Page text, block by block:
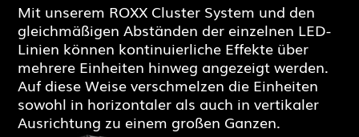
Mit unserem ROXX Cluster System und den
gleichmäßigen Abständen der einzelnen LED-
Linien können kontinuierliche Effekte über
mehrere Einheiten hinweg angezeigt werden.
Auf diese Weise verschmelzen die Einheiten
sowohl in horizontaler als auch in vertikaler
Ausrichtung zu einem großen Ganzen.